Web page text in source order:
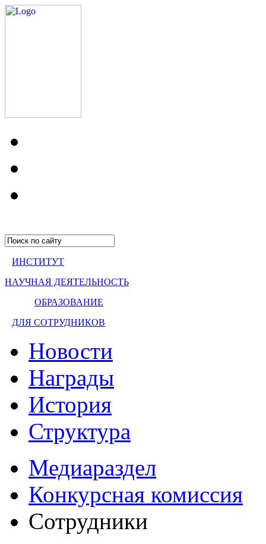
ИНСТИТУТ
НАУЧНАЯ ДЕЯТЕЛЬНОСТЬ
ОБРАЗОВАНИЕ
ДЛЯ СОТРУДНИКОВ
Новости
Награды
История
Структура
Медиараздел
Конкурсная комиссия
Сотрудники